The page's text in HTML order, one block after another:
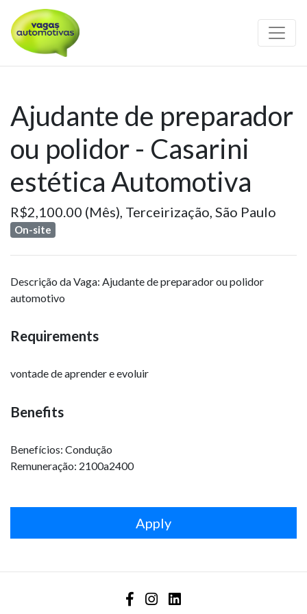
Ajudante de preparador
ou polidor - Casarini
estética Automotiva
R$2,100.00 (Mês), Terceirização, São Paulo
On-site
Descrição da Vaga: Ajudante de preparador ou polidor
automotivo
Requirements
vontade de aprender e evoluir
Benefits
Benefícios: Condução
Remuneração: 2100a2400
Apply